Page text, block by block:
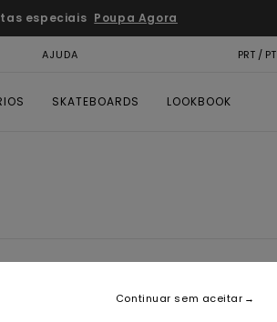
especiais Poupa Agora
AJUDA PRT / PT
SKATEBOARDS LOOKBOOK
Continuar sem aceitar